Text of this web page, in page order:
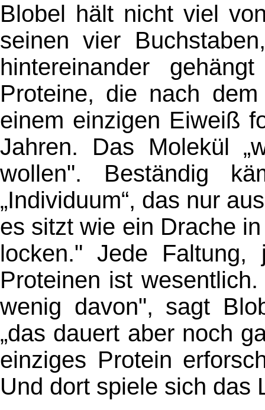
Blobel hält nicht viel
seinen vier
hintereinander
Proteine, die nach
einem einzigen Eiweiß
Jahren. Das Molekül
wollen". Beständig
„Individuum“, das nur
es sitzt wie ein Drache
locken." Jede Faltung,
Proteinen ist
wenig davon", sagt
„das dauert aber noch
einziges Protein
Und dort spiele sich das